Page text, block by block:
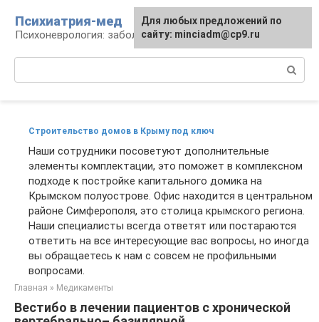
контенту
Психиатрия-мед
Психоневрология: заболевания и терапия
Строительство домов в Крыму под ключ
Наши сотрудники посоветуют дополнительные
элементы комплектации, это поможет в комплексном
подходе к постройке капитального домика на
Крымском полуострове. Офис находится в центральном
районе Симферополя, это столица крымского региона.
Наши специалисты всегда ответят или постараются
ответить на все интересующие вас вопросы, но иногда
вы обращаетесь к нам с совсем не профильными
вопросами.
Главная » Медикаменты
Вестибо в лечении пациентов с хронической
Для любых предложений по
сайту: minciadm@cp9.ru